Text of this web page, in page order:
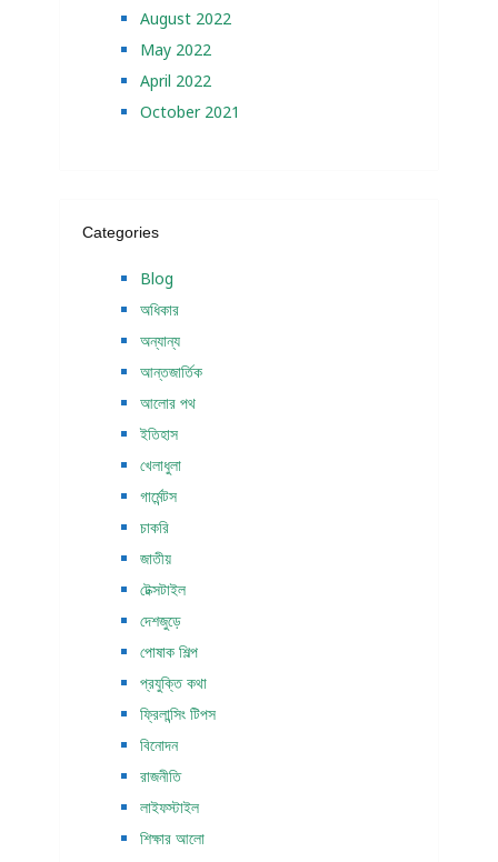
August 2022
May 2022
April 2022
October 2021
Categories
Blog
অধিকার
অন্যান্য
আন্তজার্তিক
আলোর পথ
ইতিহাস
খেলাধুলা
গার্মেন্টস
চাকরি
জাতীয়
টেক্সটাইল
দেশজুড়ে
পোষাক শিল্প
প্রযুক্তি কথা
ফ্রিলান্সিং টিপস
বিনোদন
রাজনীতি
লাইফস্টাইল
শিক্ষার আলো